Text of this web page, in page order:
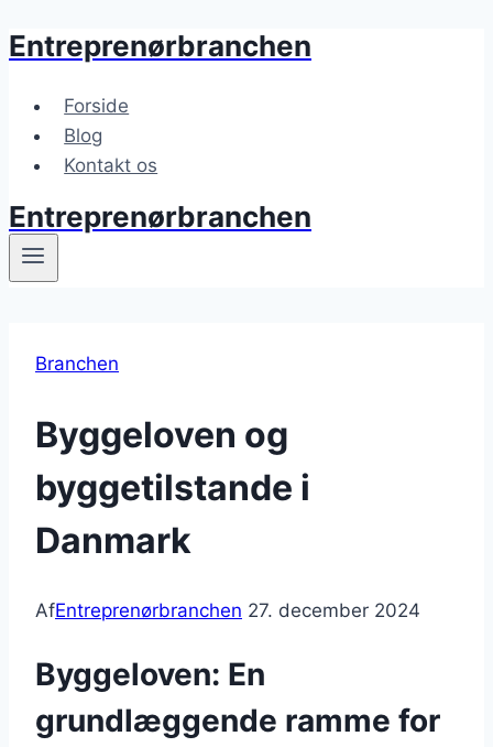
Fortsæt
indhold
Entreprenørbranchen
Forside
Blog
Kontakt os
Entreprenørbranchen
Branchen
Byggeloven og
byggetilstande i
Danmark
AfEntreprenørbranchen 27. december 2024
Byggeloven: En
grundlæggende ramme for